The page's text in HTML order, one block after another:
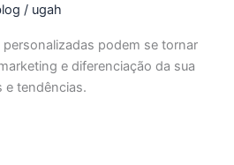
/ ugah
podem se tornar
e diferenciação da sua
e tendências.